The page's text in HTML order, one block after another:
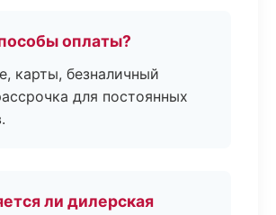
оплаты?
карты, безналичный
для постоянных
ли дилерская